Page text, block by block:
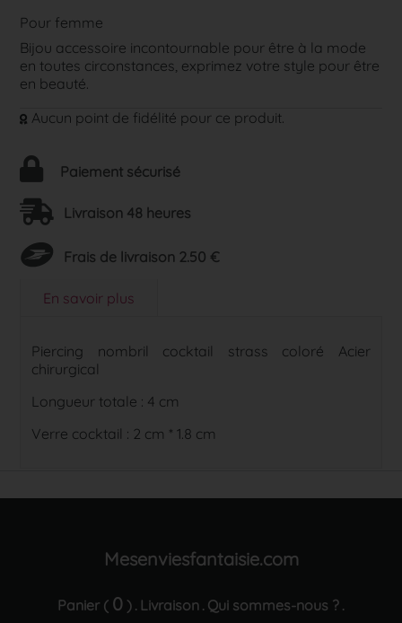
Pour femme
Bijou accessoire incontournable pour être à la mode
en toutes circonstances, exprimez votre style pour être
en beauté.
Aucun point de fidélité pour ce produit.
Paiement sécurisé
Livraison 48 heures
Frais de livraison 2.50 €
En savoir plus
Piercing nombril cocktail strass coloré Acier
chirurgical
Longueur totale : 4 cm
Verre cocktail : 2 cm * 1.8 cm
Mesenviesfantaisie.com
Panier ( 0 ) . Livraison . Qui sommes-nous ? .